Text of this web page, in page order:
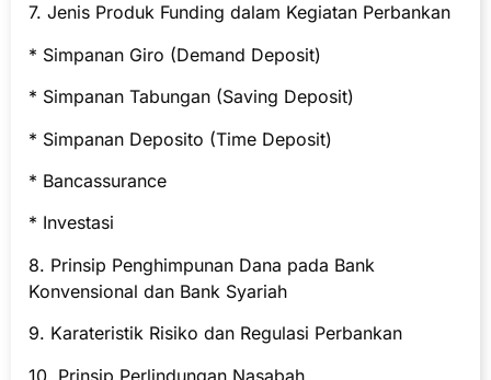
7. Jenis Produk Funding dalam Kegiatan Perbankan
* Simpanan Giro (Demand Deposit)
* Simpanan Tabungan (Saving Deposit)
* Simpanan Deposito (Time Deposit)
* Bancassurance
* Investasi
8. Prinsip Penghimpunan Dana pada Bank
Konvensional dan Bank Syariah
9. Karateristik Risiko dan Regulasi Perbankan
10. Prinsip Perlindungan Nasabah